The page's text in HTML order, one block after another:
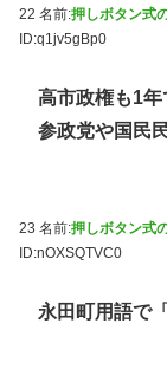
22 名前:押しボタン式
ID:q1jv5gBp0
高市政権も1
参政党や国民
23 名前:押しボタン式
ID:nOXSQTVC0
永田町用語で